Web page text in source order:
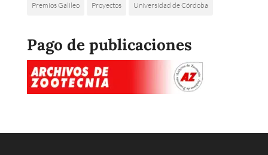
Premios Galileo Proyectos Universidad de Córdoba
Pago de publicaciones